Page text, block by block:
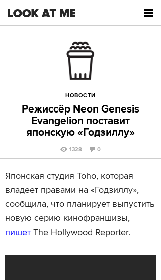
НОВОСТИ
Режиссёр Neon Genesis
Evangelion поставит
японскую «Годзиллу»
1328 0
Японская студия Toho, которая
владеет правами на «Годзиллу»,
сообщила, что планирует выпустить
новую серию кинофраншизы,
пишет The Hollywood Reporter.